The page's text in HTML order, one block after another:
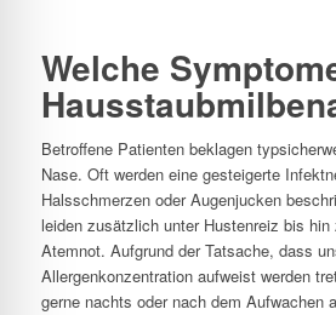
Welche
Betroffene Patienten beklagen
Nase. Oft werden eine gesteigerte
Halsschmerzen oder Augenjucken
leiden zusätzlich unter Hustenreiz bis
Atemnot. Aufgrund der Tatsache, dass
Allergenkonzentration aufweist werden
gerne nachts oder nach dem Aufwachen